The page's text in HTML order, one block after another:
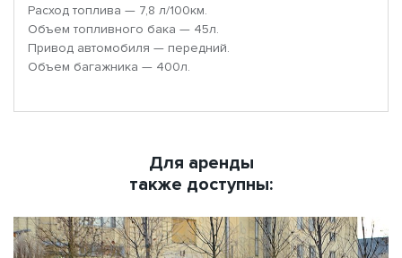
Расход топлива — 7,8 л/100км.
Объем топливного бака — 45л.
Привод автомобиля — передний.
Объем багажника — 400л.
Для аренды
также доступны: